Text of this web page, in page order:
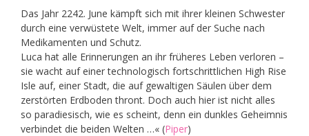
Das Jahr 2242. June kämpft sich mit ihrer kleinen Schwester
durch eine verwüstete Welt, immer auf der Suche nach
Medikamenten und Schutz.
Luca hat alle Erinnerungen an ihr früheres Leben verloren –
sie wacht auf einer technologisch fortschrittlichen High Rise
Isle auf, einer Stadt, die auf gewaltigen Säulen über dem
zerstörten Erdboden thront. Doch auch hier ist nicht alles
so paradiesisch, wie es scheint, denn ein dunkles Geheimnis
verbindet die beiden Welten …« (Piper)